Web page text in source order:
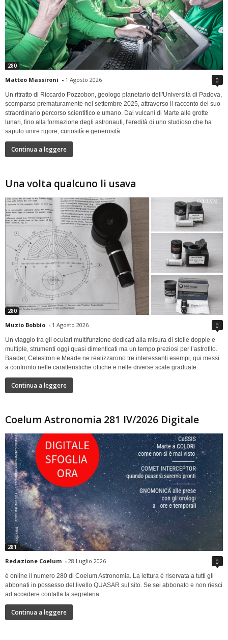
280
Matteo Massironi - 1 Agosto 2026 0
Un ritratto di Riccardo Pozzobon, geologo planetario dell'Università di Padova,
scomparso prematuramente nel settembre 2025, attraverso il racconto del suo
straordinario percorso scientifico e umano. Dai vulcani di Marte alle grotte
lunari, fino alla formazione degli astronauti, l'eredità di uno studioso che ha
saputo unire rigore, curiosità e generosità
Continua a leggere
Una volta qualcuno li usava
280
Muzio Bobbio - 1 Agosto 2026 0
Un viaggio tra gli oculari multifunzione dedicati alla misura di stelle doppie e
multiple, strumenti oggi quasi dimenticati ma un tempo preziosi per l’astrofilo.
Baader, Celestron e Meade ne realizzarono tre interessanti esempi, qui messi
a confronto nelle caratteristiche ottiche e nelle diverse scale graduate.
Continua a leggere
Coelum Astronomia 281 IV/2026 Digitale
281
Redazione Coelum - 28 Luglio 2026 0
è online il numero 280 di Coelum Astronomia. La lettura è riservata a tutti gli
abbonati in possesso del livello QUASAR sul sito. Se sei abbonato e non riesci
ad accedere contatta la segreteria.
Continua a leggere